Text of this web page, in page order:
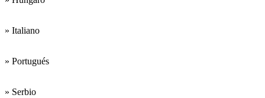
» Italiano
» Portugués
» Serbio